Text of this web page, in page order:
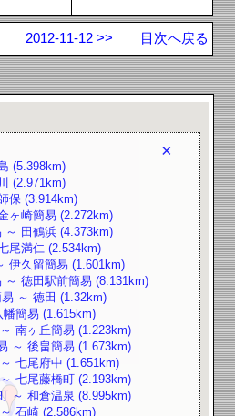
2012-11-12 >> 目次へ戻る